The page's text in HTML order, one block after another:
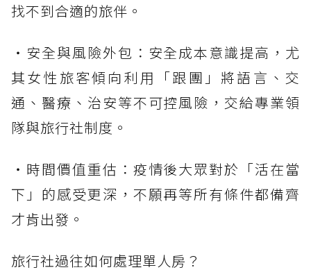
找不到合適的旅伴。
・安全與風險外包：安全成本意識提高，尤
其女性旅客傾向利用「跟團」將語言、交
通、醫療、治安等不可控風險，交給專業領
隊與旅行社制度。
・時間價值重估：疫情後大眾對於「活在當
下」的感受更深，不願再等所有條件都備齊
才肯出發。
旅行社過往如何處理單人房？